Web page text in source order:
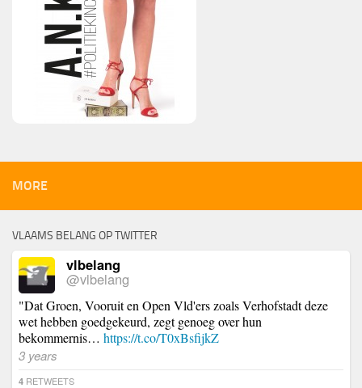
MORE
VLAAMS BELANG OP TWITTER
vlbelang
@vlbelang
"Dat Groen, Vooruit en Open Vld'ers zoals Verhofstadt deze
wet hebben goedgekeurd, zegt genoeg over hun
bekommernis… https://t.co/T0xBsfijkZ
3 years
4 RETWEETS